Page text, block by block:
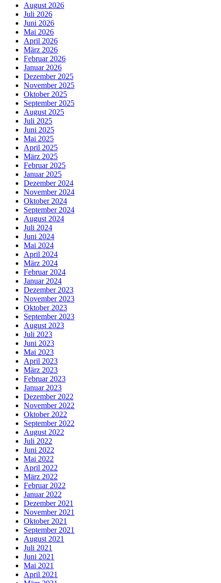
August 2026
Juli 2026
Juni 2026
Mai 2026
April 2026
März 2026
Februar 2026
Januar 2026
Dezember 2025
November 2025
Oktober 2025
September 2025
August 2025
Juli 2025
Juni 2025
Mai 2025
April 2025
März 2025
Februar 2025
Januar 2025
Dezember 2024
November 2024
Oktober 2024
September 2024
August 2024
Juli 2024
Juni 2024
Mai 2024
April 2024
März 2024
Februar 2024
Januar 2024
Dezember 2023
November 2023
Oktober 2023
September 2023
August 2023
Juli 2023
Juni 2023
Mai 2023
April 2023
März 2023
Februar 2023
Januar 2023
Dezember 2022
November 2022
Oktober 2022
September 2022
August 2022
Juli 2022
Juni 2022
Mai 2022
April 2022
März 2022
Februar 2022
Januar 2022
Dezember 2021
November 2021
Oktober 2021
September 2021
August 2021
Juli 2021
Juni 2021
Mai 2021
April 2021